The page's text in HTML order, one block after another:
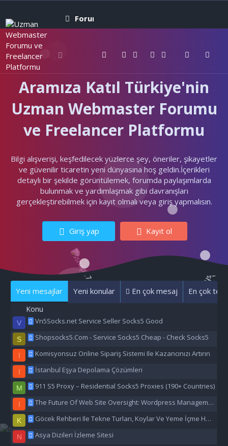
Forumlar
Aramıza Katıl Türkiye'nin
Uzman Webmaster Forumu
ve Freelancer Platformu
Bilgi alışverişi, keşfedilecek yüzlerce şey, öneriler, şikayetler
ve güvenilir ticaretin yeni dünyasına hoş geldin.İçerikleri
detaylı bir şekilde görüntülemek, forumda paylaşımlarda
bulunmak ve yardımlaşmak gibi davranışları
gerçekleştirebilmek için kayıt olmalı veya giriş yapmalısın.
Giriş yap Kayıt ol
Yeni mesajlar Yeni konular En çok mesaj En çok
Konu
V Vn5Socks.net Service Seller Socks5 Good
S Shopsocks5.Com - Service Socks5 Cheap - Check Socks5
I Komisyonsuz Online Sipariş Sistemi Ile Kazancınızı Artırın
I İstanbul Eşya Depolama Çözümleri
M 911 S5 Proxy – Residential Socks5 Proxies (190+ Countries)
I The Future Of Web Site Oversight: Wordpress Management Aı
K Göcek Rehberi Ile Tekne Turları, Koylar Ve Yeme İçme Hakkında Eşsiz Bilgiler
N Asya Dizileri İzleme Sitesi